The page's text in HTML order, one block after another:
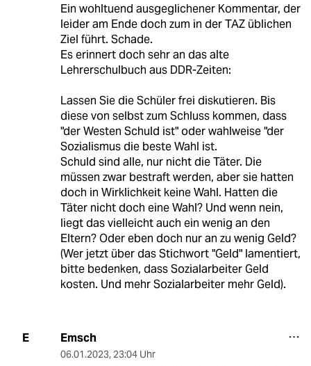
Ein wohltuend ausgeglichener Kommentar, der
leider am Ende doch zum in der TAZ üblichen
Ziel führt. Schade.
Es erinnert doch sehr an das alte
Lehrerschulbuch aus DDR-Zeiten:
Lassen Sie die Schüler frei diskutieren. Bis
diese von selbst zum Schluss kommen, dass
"der Westen Schuld ist" oder wahlweise "der
Sozialismus die beste Wahl ist.
Schuld sind alle, nur nicht die Täter. Die
müssen zwar bestraft werden, aber sie hatten
doch in Wirklichkeit keine Wahl. Hatten die
Täter nicht doch eine Wahl? Und wenn nein,
liegt das vielleicht auch ein wenig an den
Eltern? Oder eben doch nur an zu wenig Geld?
(Wer jetzt über das Stichwort "Geld" lamentiert,
bitte bedenken, dass Sozialarbeiter Geld
kosten. Und mehr Sozialarbeiter mehr Geld).
E Emsch
06.01.2023, 23:04 Uhr